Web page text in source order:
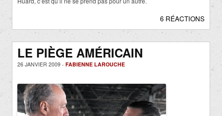
6 RÉACTIONS
LE PIÈGE AMÉRICAIN
26 JANVIER 2009 - FABIENNE LAROUCHE